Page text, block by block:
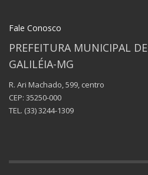
Fale Conosco
PREFEITURA MUNICIPAL DE
GALILÉIA-MG
R. Ari Machado, 599, centro
CEP: 35250-000
TEL. (33) 3244-1309